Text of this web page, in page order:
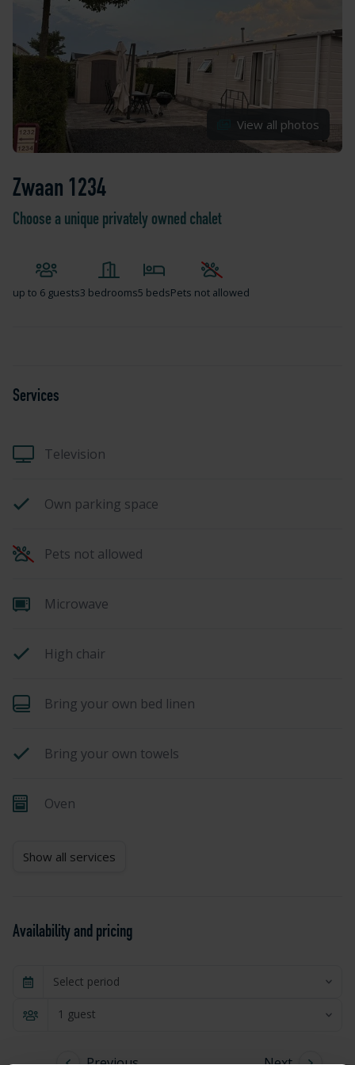
View all photos
Zwaan 1234
Choose a unique privately owned chalet
up to 6 guests3 bedrooms5 bedsPets not allowed
Services
Television
Own parking space
Pets not allowed
Microwave
High chair
Bring your own bed linen
Bring your own towels
Oven
Show all services
Availability and pricing
Select period
1 guest